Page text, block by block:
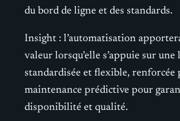
du bord de ligne et des standards.
Insight : l’automatisation
valeur lorsqu’elle s’appuie sur une
standardisée et flexible, renforcée
maintenance prédictive pour
disponibilité et qualité.